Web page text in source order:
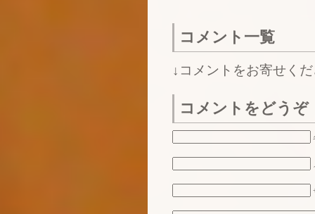
コメント一覧
↓コメントをお寄せく
コメントをどうぞ